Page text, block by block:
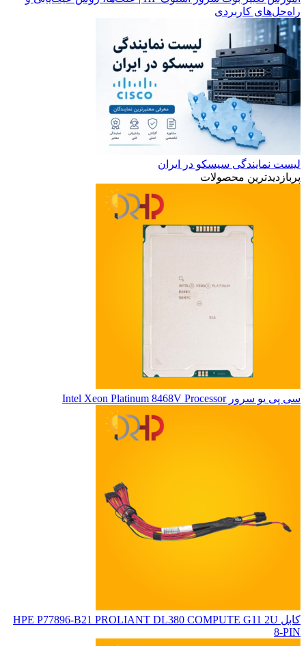
راه‌حل‌های کاربردی
لیست نمایندگی سیسکو در ایران
پربازدیدترین محصولات
سی پی یو سرور Intel Xeon Platinum 8468V Processor
کابل HPE P77896-B21 PROLIANT DL380 COMPUTE G11 2U
8-PIN